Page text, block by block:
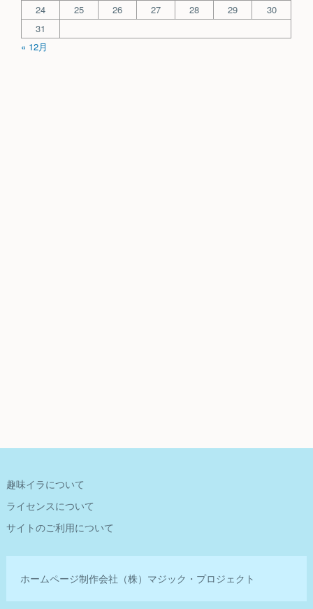
24
25 26 27 28 29
30
31
« 12月
趣味イラについて
ライセンスについて
サイトのご利用について
ホームページ制作会社 （株）マジック・プロジェクト